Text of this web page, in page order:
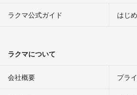
ラクマ公式ガイド はじ
ラクマについて
会社概要 プラ